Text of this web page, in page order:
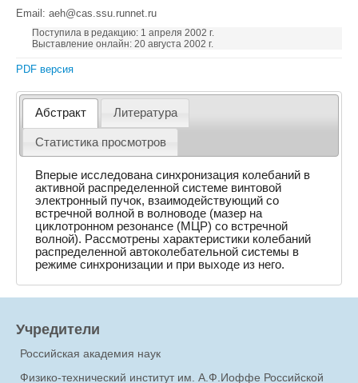
Email: aeh@cas.ssu.runnet.ru
Поступила в редакцию: 1 апреля 2002 г.
Выставление онлайн: 20 августа 2002 г.
PDF версия
Абстракт Литература
Статистика просмотров
Вперые исследована синхронизация колебаний в
активной распределенной системе винтовой
электронный пучок, взаимодействующий со
встречной волной в волноводе (мазер на
циклотронном резонансе (МЦР) со встречной
волной). Рассмотрены характеристики колебаний
распределенной автоколебательной системы в
режиме синхронизации и при выходе из него.
Учредители
Российская академия наук
Физико-технический институт им. А.Ф.Иоффе Российской